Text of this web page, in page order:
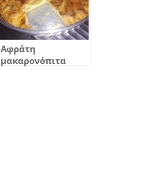
Αφράτη
μακαρονόπιτα